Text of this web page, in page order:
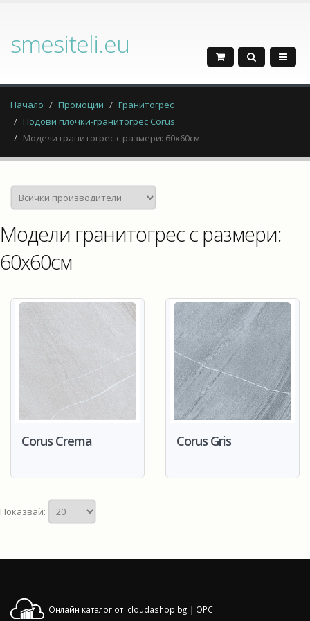
smesiteli.eu
Начало Промоции
Гранитогрес
Подови плочки-гранитогрес Corus
Модели гранитогрес с размери: 60x60см
Модели гранитогрес с размери:
60x60см
Corus Crema Corus Gris
Показвай:
Онлайн каталог от cloudashop.bg | OPC